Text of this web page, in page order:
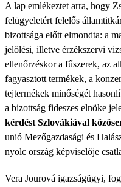
A lap emlékeztet arra, hogy
felügyeletért felelős
bizottsága előtt elmondta: a
jelölési, illetve érzékszervi
ellenőrzéskor a fűszerek, az
fagyasztott termékek, a
tejtermékek minőségét
a bizottság fideszes elnöke
kérdést Szlovákiával
unió Mezőgazdasági és
nyolc ország képviselője
Vera Jourová igazságügyi,